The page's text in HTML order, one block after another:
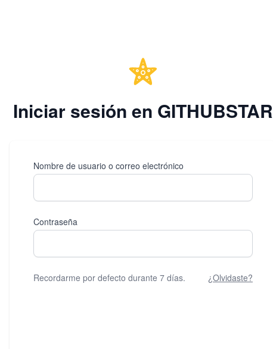
Iniciar sesión en GITHUBSTAR
Nombre de usuario o correo electrónico
Contraseña
Recordarme por defecto durante 7 días. ¿Olvidaste?